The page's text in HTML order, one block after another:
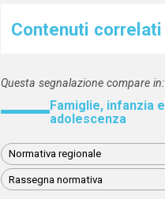
Contenuti correlati
Questa segnalazione compare in:
Famiglie, infanzia e
adolescenza
Normativa regionale
Rassegna normativa